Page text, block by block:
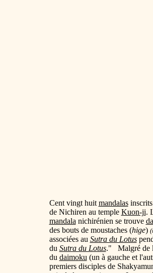
Cent vingt huit mandalasinscrits
de Nichiren au temple Kuon-ji.
mandala nichirénien se trouve
des bouts de moustaches (hige)
associées au Sutra du Lotus
du Sutra du Lotus." Malgré de
du daimoku (un à gauche et
premiers disciples de